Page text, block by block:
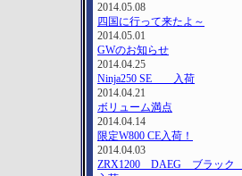
2014.05.08
四国に行って来たよ～
2014.05.01
GWのお知らせ
2014.04.25
Ninja250 SE 入荷
2014.04.21
ボリューム満点
2014.04.14
限定W800 CE入荷！
2014.04.03
ZRX1200 DAEG ブラック